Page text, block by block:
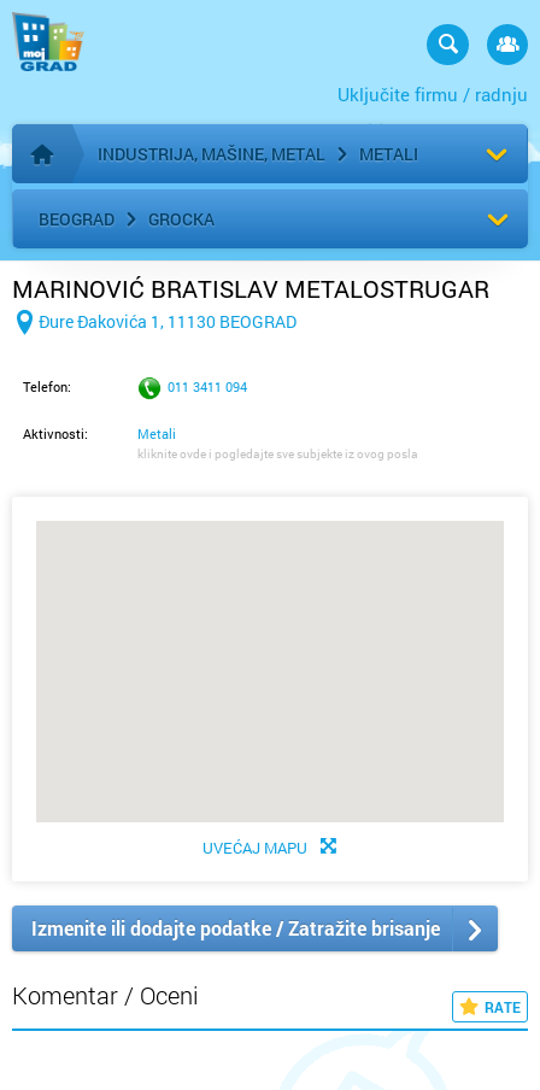
Uključite firmu / radnju
Početna stranica
INDUSTRIJA, MAŠINE, METAL METALI
BEOGRAD GROCKA
MARINOVIĆ BRATISLAV METALOSTRUGAR
Đure Đakovića 1, 11130 BEOGRAD
Telefon: 011 3411 094
Aktivnosti: Metali
kliknite ovde i pogledajte sve subjekte iz ovog posla
UVEĆAJ MAPU
Izmenite ili dodajte podatke / Zatražite brisanje
Komentar / Oceni RATE